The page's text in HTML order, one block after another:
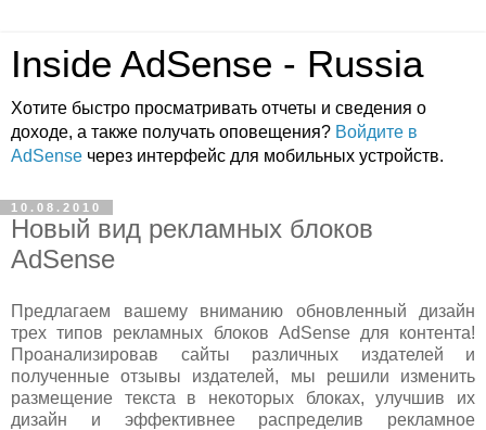
Inside AdSense - Russia
Хотите быстро просматривать отчеты и сведения о
доходе, а также получать оповещения? Войдите в
AdSense через интерфейс для мобильных устройств.
10.08.2010
Новый вид рекламных блоков
AdSense
Предлагаем вашему вниманию обновленный дизайн
трех типов рекламных блоков AdSense для контента!
Проанализировав сайты различных издателей и
полученные отзывы издателей, мы решили изменить
размещение текста в некоторых блоках, улучшив их
дизайн и эффективнее распределив рекламное